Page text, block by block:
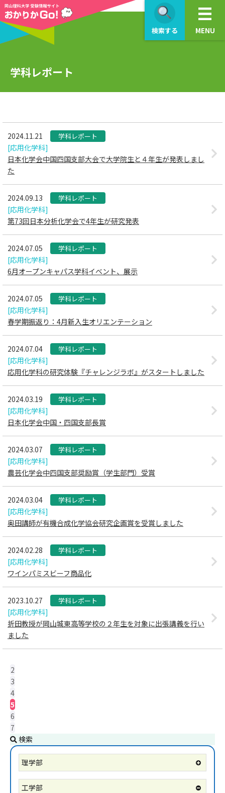
検索する MENU
学科レポート
2024.11.21 学科レポート
[応用化学科]
日本化学会中国四国支部大会で大学院生と４年生が発表しまし
た
2024.09.13 学科レポート
[応用化学科]
第73回日本分析化学会で4年生が研究発表
2024.07.05 学科レポート
[応用化学科]
6月オープンキャパス学科イベント、展示
2024.07.05 学科レポート
[応用化学科]
春学期振返り：4月新入生オリエンテーション
2024.07.04 学科レポート
[応用化学科]
応用化学科の研究体験『チャレンジラボ』がスタートしました
2024.03.19 学科レポート
[応用化学科]
日本化学会中国・四国支部長賞
2024.03.07 学科レポート
[応用化学科]
農芸化学会中四国支部奨励賞（学生部門）受賞
2024.03.04 学科レポート
[応用化学科]
奥田講師が有機合成化学協会研究企画賞を受賞しました
2024.02.28 学科レポート
[応用化学科]
ワインパミスビーフ商品化
2023.10.27 学科レポート
[応用化学科]
折田教授が岡山城東高等学校の２年生を対象に出張講義を行い
ました
2
3
4
5
6
7
検索
理学部
工学部